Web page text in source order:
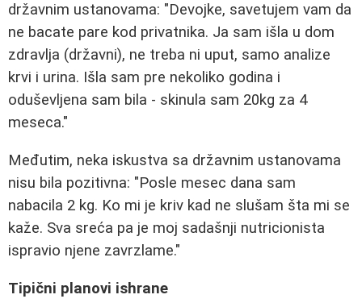
državnim ustanovama: "Devojke, savetujem vam da
ne bacate pare kod privatnika. Ja sam išla u dom
zdravlja (državni), ne treba ni uput, samo analize
krvi i urina. Išla sam pre nekoliko godina i
oduševljena sam bila - skinula sam 20kg za 4
meseca."
Međutim, neka iskustva sa državnim ustanovama
nisu bila pozitivna: "Posle mesec dana sam
nabacila 2 kg. Ko mi je kriv kad ne slušam šta mi se
kaže. Sva sreća pa je moj sadašnji nutricionista
ispravio njene zavrzlame."
Tipični planovi ishrane